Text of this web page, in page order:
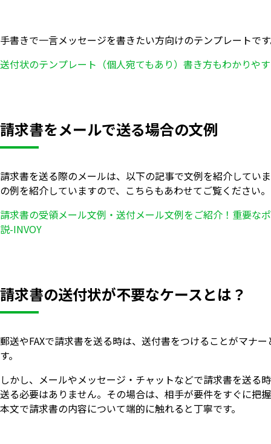
手書きで一言メッセージを書きたい方向けのテンプレートで
送付状のテンプレート（個人宛てもあり）書き方もわかりや
請求書をメールで送る場合の文例
請求書を送る際のメールは、以下の記事で文例を紹介してい
の例を紹介していますので、こちらもあわせてご覧ください。
請求書の受領メール文例・送付メール文例をご紹介！重要な
説-INVOY
請求書の送付状が不要なケースとは？
郵送やFAXで請求書を送る時は、送付書をつけることがマナ
す。
しかし、メールやメッセージ・チャットなどで請求書を送る
送る必要はありません。その場合は、相手が要件をすぐに把
本文で請求書の内容について端的に触れると丁寧です。